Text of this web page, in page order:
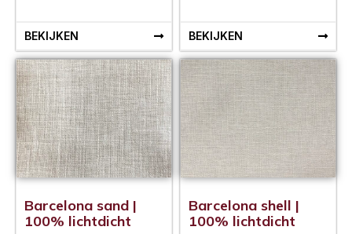
BEKIJKEN BEKIJKEN
Barcelona sand |
100% lichtdicht
Barcelona shell |
100% lichtdicht